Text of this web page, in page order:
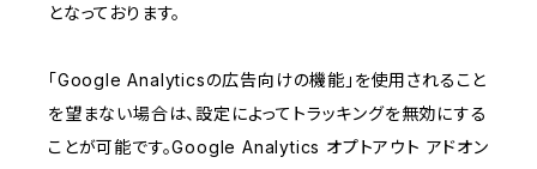
となっております。
「Google Analyticsの広告向けの機能」を使用されること
を望まない場合は、設定によってトラッキングを無効にする
ことが可能です。Google Analytics オプトアウト アドオン